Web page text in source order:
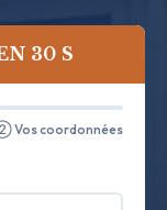
30 S
Vos coordonnées